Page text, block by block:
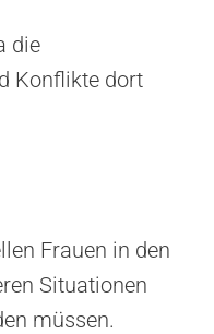
die
Konflikte dort
Frauen in den
Situationen
müssen.